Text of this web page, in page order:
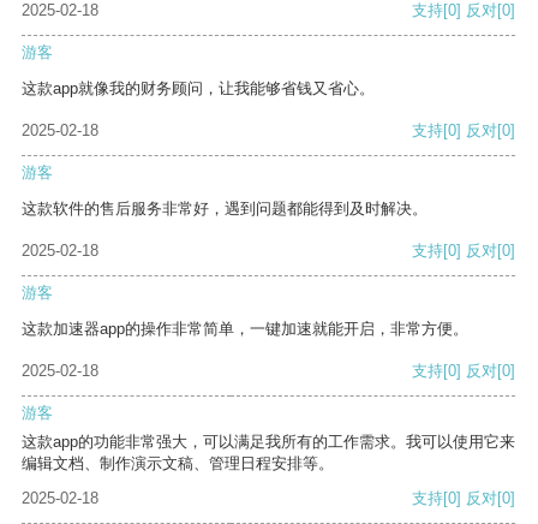
2025-02-18
支持[0] 反对[0]
游客
这款app就像我的财务顾问，让我能够省钱又省心。
2025-02-18 支持[0] 反对[0]
游客
这款软件的售后服务非常好，遇到问题都能得到及时解决。
2025-02-18 支持[0] 反对[0]
游客
这款加速器app的操作非常简单，一键加速就能开启，非常方便。
2025-02-18 支持[0] 反对[0]
游客
这款app的功能非常强大，可以满足我所有的工作需求。我可以使用它来
编辑文档、制作演示文稿、管理日程安排等。
2025-02-18
支持[0] 反对[0]